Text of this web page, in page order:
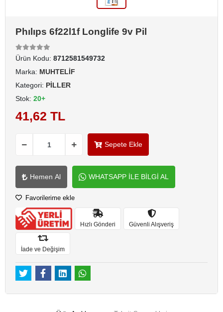
Phılıps 6f22l1f Longlife 9v Pil
Ürün Kodu: 8712581549732
Marka: MUHTELİF
Kategori: PİLLER
Stok: 20+
41,62 TL
Sepete Ekle
Hemen Al WHATSAPP İLE BİLGİ AL
Favorilerime ekle
Hızlı Gönderi Güvenli Alışveriş
İade ve Değişim